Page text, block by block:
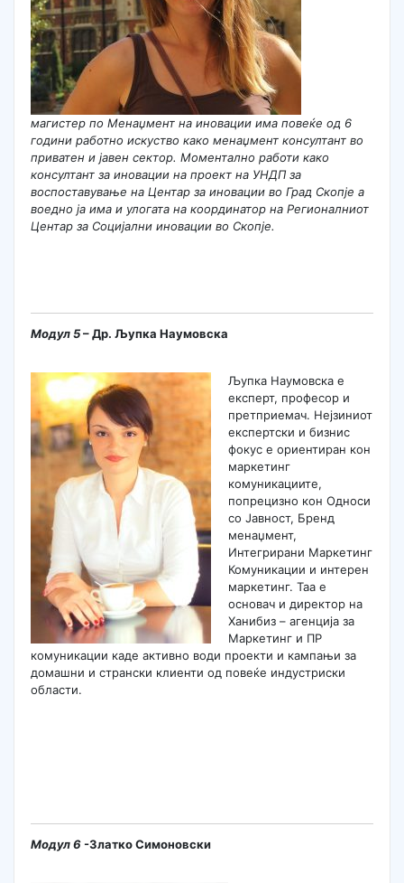
магистер по Менаџмент на иновации има повеќе од 6
години работно искуство како менаџмент консултант во
приватен и јавен сектор. Моментално работи како
консултант за иновации на проект на УНДП за
воспоставување на Центар за иновации во Град Скопје а
воедно ја има и улогата на координатор на Регионалниот
Центар за Социјални иновации во Скопје.
Модул5– Др. Љупка Наумовска
Љупка Наумовска е
експерт, професор и
претприемач. Нејзиниот
експертски и бизнис
фокус е ориентиран кон
маркетинг
комуникациите,
попрецизно кон Односи
со Јавност, Бренд
менаџмент,
Интегрирани Маркетинг
Комуникации и интерен
маркетинг. Таа е
основач и директор на
Ханибиз – агенција за
Маркетинг и ПР
комуникации каде активно води проекти и кампањи за
домашни и странски клиенти од повеќе индустриски
области.
Moдул6-Златко Симоновски